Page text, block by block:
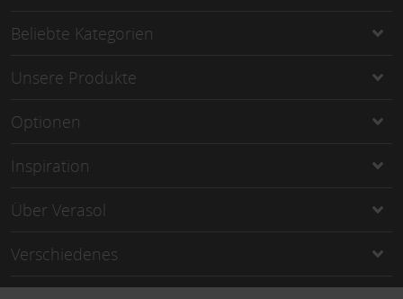
Beliebte Kategorien
Unsere Produkte
Optionen
Inspiration
Über Verasol
Verschiedenes